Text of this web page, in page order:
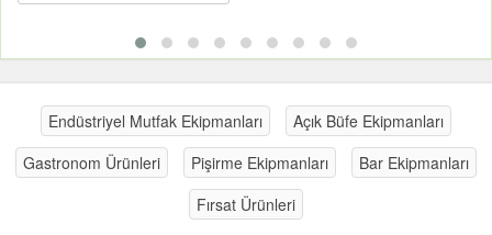
Endüstriyel Mutfak Ekipmanları
Açık Büfe Ekipmanları
Gastronom Ürünleri
Pişirme Ekipmanları
Bar Ekipmanları
Fırsat Ürünleri